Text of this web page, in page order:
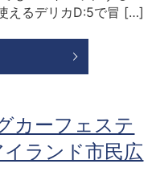
えるデリカD:5で冒 […]
カーフェステ
ランド市民広